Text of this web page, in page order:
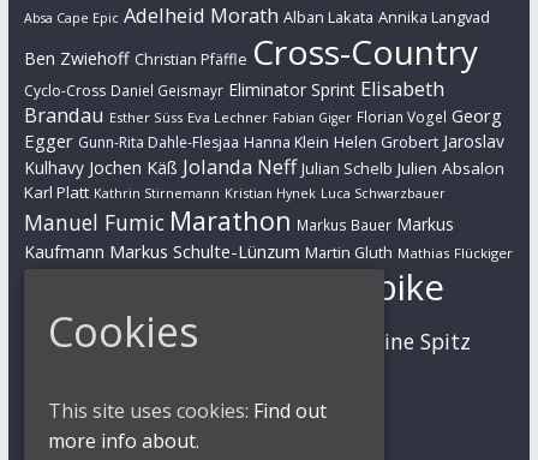
Absa Cape Epic Adelheid Morath Alban Lakata Annika Langvad
Ben Zwiehoff Christian Pfäffle Cross-Country
Cyclo-Cross Daniel Geismayr Eliminator Sprint Elisabeth
Brandau Esther Süss Eva Lechner Fabian Giger Florian Vogel Georg
Egger Gunn-Rita Dahle-Flesjaa Hanna Klein Helen Grobert Jaroslav
Kulhavy Jochen Käß Jolanda Neff Julian Schelb Julien Absalon
Karl Platt Kathrin Stirnemann Kristian Hynek Luca Schwarzbauer
Manuel Fumic Marathon Markus Bauer Markus
Kaufmann Markus Schulte-Lünzum Martin Gluth Mathias Flückiger
Mountainbike
MTB Nadine Rieder Sabine Spitz
Cookies
This site uses cookies: Find out
more info about.